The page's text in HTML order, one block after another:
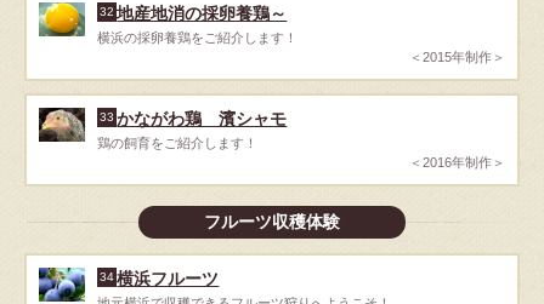
32 地産地消の採卵養鶏～
横浜の採卵養鶏をご紹介します！
＜2015年制作＞
33 かながわ鶏 濱シャモ
鶏の飼育をご紹介します！
＜2016年制作＞
フルーツ収穫体験
34 横浜フルーツ